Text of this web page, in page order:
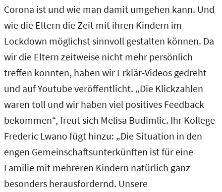
Corona ist und wie man damit umgehen kann. Und
wie die Eltern die Zeit mit ihren Kindern im
Lockdown möglichst sinnvoll gestalten können. Da
wir die Eltern zeitweise nicht mehr persönlich
treffen konnten, haben wir Erklär-Videos gedreht
und auf Youtube veröffentlicht. „Die Klickzahlen
waren toll und wir haben viel positives Feedback
bekommen“, freut sich Melisa Budimlic. Ihr Kollege
Frederic Lwano fügt hinzu: „Die Situation in den
engen Gemeinschaftsunterkünften ist für eine
Familie mit mehreren Kindern natürlich ganz
besonders herausfordernd. Unsere